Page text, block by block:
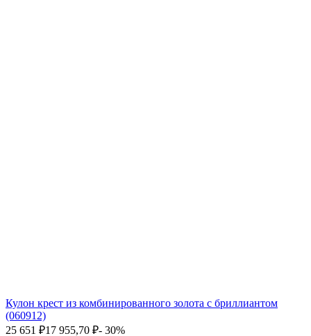
Кулон крест из комбинированного золота с бриллиантом
(060912)
25 651 ₽17 955,70 ₽- 30%